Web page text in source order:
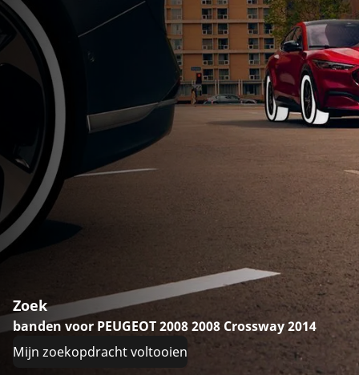
Zoek
banden voor PEUGEOT 2008 2008 Crossway 2014
Mijn zoekopdracht voltooien